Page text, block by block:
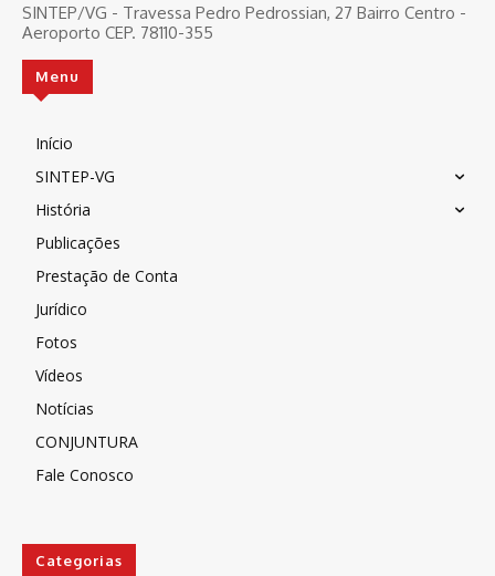
SINTEP/VG - Travessa Pedro Pedrossian, 27 Bairro Centro -
Aeroporto CEP. 78110-355
Menu
Início
SINTEP-VG
História
Publicações
Prestação de Conta
Jurídico
Fotos
Vídeos
Notícias
CONJUNTURA
Fale Conosco
Categorias